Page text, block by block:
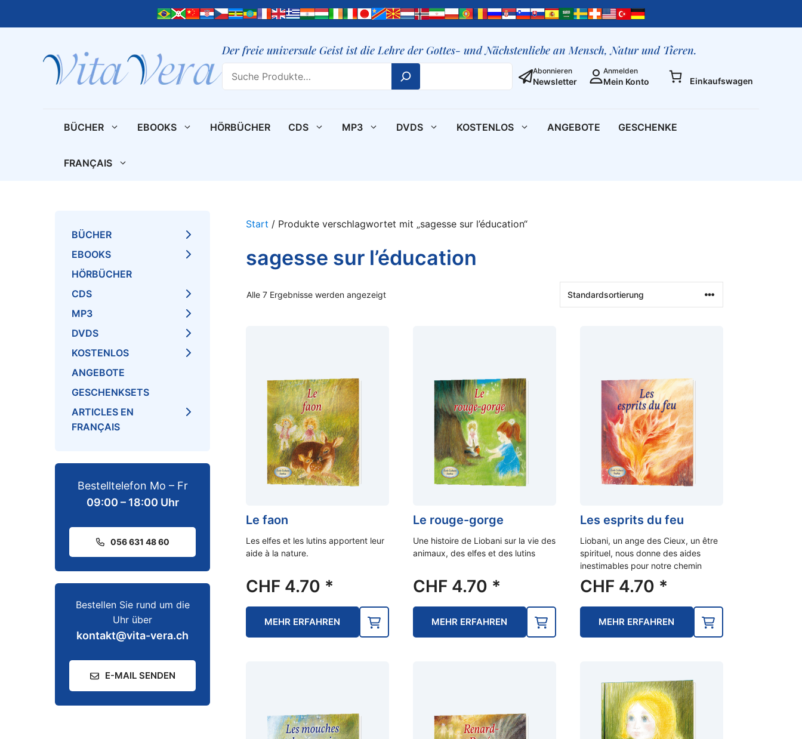
Der freie universale Geist ist die Lehre der Gottes- und Nächstenliebe an Mensch, Natur und Tieren.
Search Abonnieren
Newsletter
Anmelden
Mein Konto Einkaufswagen
BÜCHER EBOOKS HÖRBÜCHER CDS MP3 DVDS KOSTENLOS ANGEBOTE GESCHENKE
FRANÇAIS
Start / Produkte verschlagwortet mit „sagesse sur l’éducation“
sagesse sur l’éducation
Alle 7 Ergebnisse werden angezeigt
Le faon
Les elfes et les lutins apportent leur
aide à la nature.
CHF 4.70 *
MEHR ERFAHREN
Le rouge-gorge
Une histoire de Liobani sur la vie des
animaux, des elfes et des lutins
CHF 4.70 *
MEHR ERFAHREN
Les esprits du feu
Liobani, un ange des Cieux, un être
spirituel, nous donne des aides
inestimables pour notre chemin
CHF 4.70 *
MEHR ERFAHREN
BÜCHER
EBOOKS
HÖRBÜCHER
CDS
MP3
DVDS
KOSTENLOS
ANGEBOTE
GESCHENKSETS
ARTICLES EN
FRANÇAIS
Bestelltelefon Mo – Fr
09:00 – 18:00 Uhr
056 631 48 60
Bestellen Sie rund um die
Uhr über
kontakt@vita-vera.ch
E-MAIL SENDEN